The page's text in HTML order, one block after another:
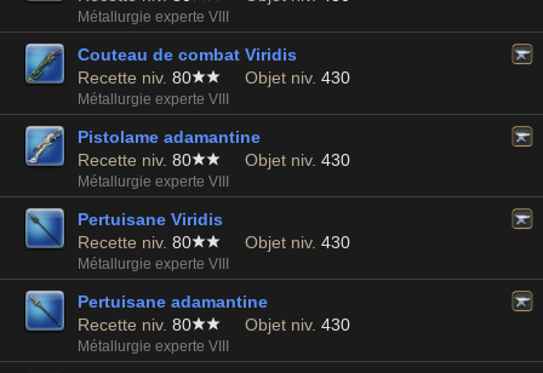
Métallurgie experte VIII
Couteau de combat Viridis
Recette niv. 80 Objet niv. 430
Métallurgie experte VIII
Pistolame adamantine
Recette niv. 80 Objet niv. 430
Métallurgie experte VIII
Pertuisane Viridis
Recette niv. 80 Objet niv. 430
Métallurgie experte VIII
Pertuisane adamantine
Recette niv. 80 Objet niv. 430
Métallurgie experte VIII